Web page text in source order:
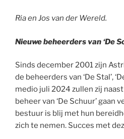
Ria en Jos van der Wereld.
Nieuwe beheerders van ‘De
Sinds december 2001 zijn
de beheerders van ‘De Stal’,
medio juli 2024 zullen zij
beheer van ‘De Schuur’ gaan
bestuur is blij met hun
zich te nemen. Succes met